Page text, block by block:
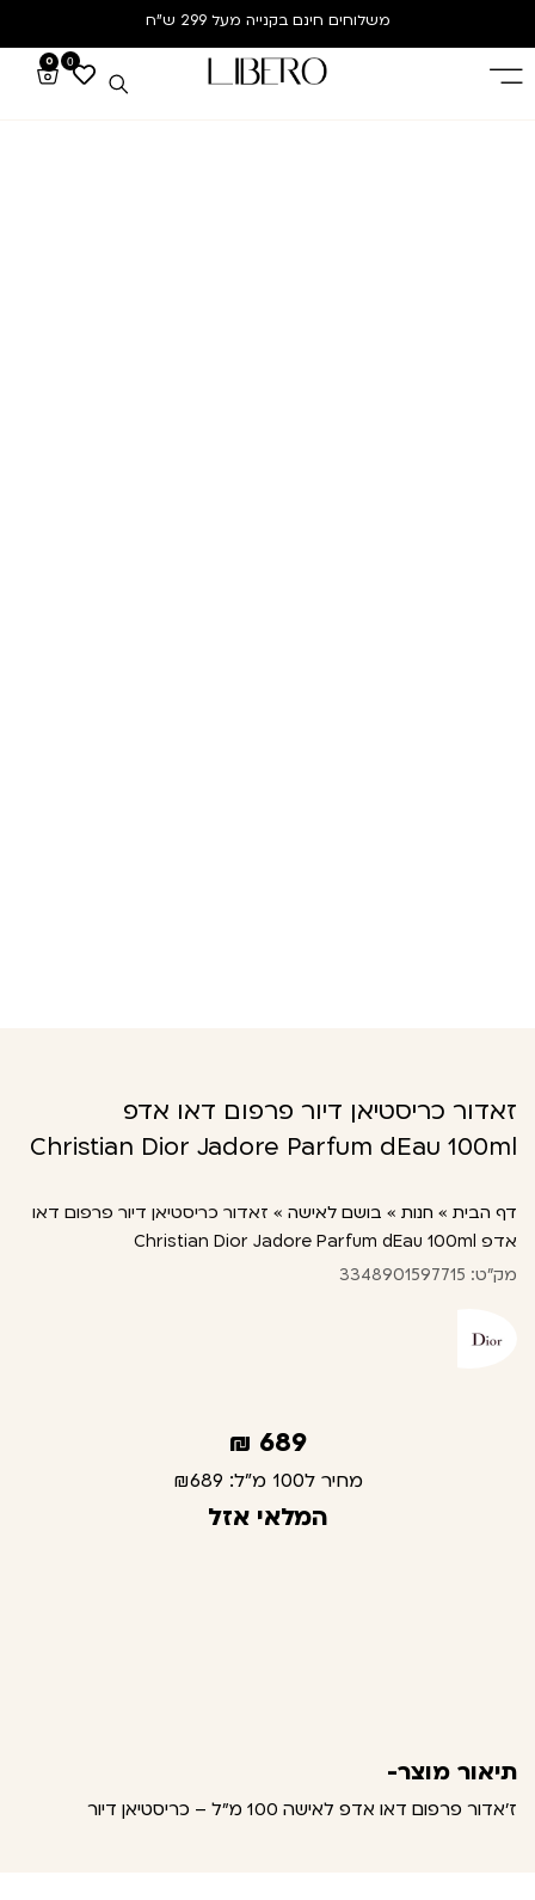
משלוחים חינם בקנייה מעל 299 ש”ח
0
0
זאדור כריסטיאן דיור פרפום דאו אדפ
Christian Dior Jadore Parfum dEau 100ml
דף הבית » חנות » בושם לאישה » זאדור כריסטיאן דיור פרפום דאו
אדפ Christian Dior Jadore Parfum dEau 100ml
מק"ט: 3348901597715
689
₪
מחיר ל100 מ"ל: ₪689
המלאי אזל
תיאור מוצר-
ז'אדור פרפום דאו אדפ לאישה 100 מ"ל – כריסטיאן דיור